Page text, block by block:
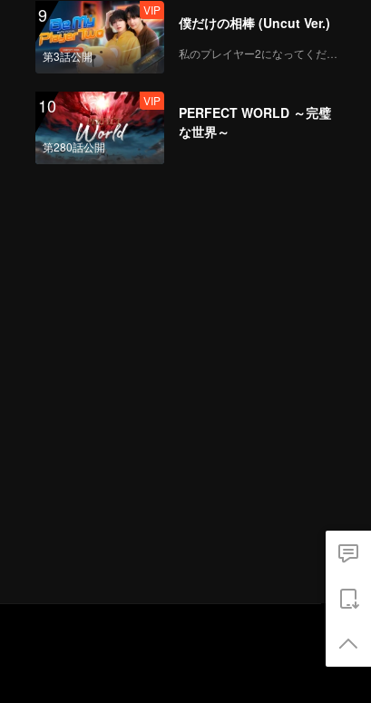
9
第3話公開
VIP
僕だけの相棒 (Uncut Ver.)
私のプレイヤー2になってください
10
第280話公開
VIP
PERFECT WORLD ～完璧
な世界～